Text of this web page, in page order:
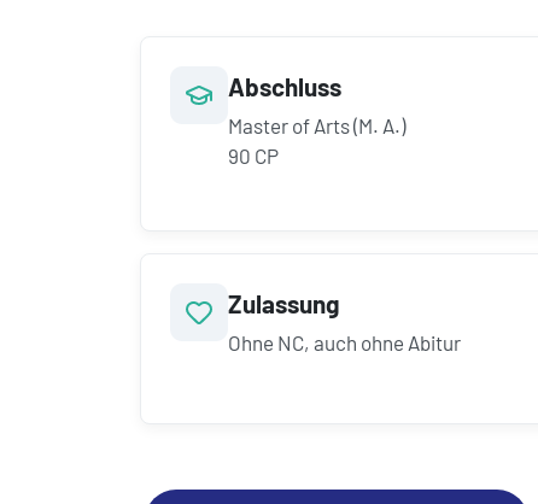
Abschluss
Master of Arts (M. A.)
90 CP
Zulassung
Ohne NC, auch ohne Abitur